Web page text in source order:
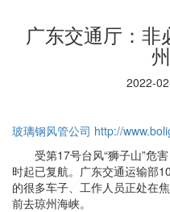
广东交通厅：非
2022-
玻璃钢风管公司 http://
受第17号台风“狮子山”危害
时起已复航。广东交通运输部
的很多车子、工作人员正处在
前去琼州海峡。